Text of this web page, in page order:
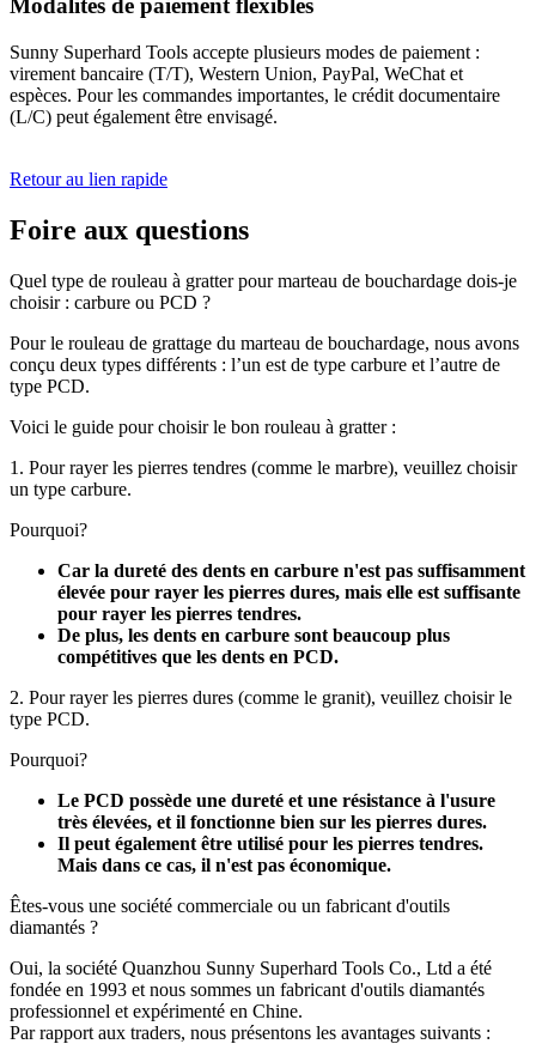
Modalités de paiement flexibles
Sunny Superhard Tools accepte plusieurs modes de paiement :
virement bancaire (T/T), Western Union, PayPal, WeChat et
espèces. Pour les commandes importantes, le crédit documentaire
(L/C) peut également être envisagé.
Retour au lien rapide
Foire aux questions
Quel type de rouleau à gratter pour marteau de bouchardage dois-je
choisir : carbure ou PCD ?
Pour le rouleau de grattage du marteau de bouchardage, nous avons
conçu deux types différents : l’un est de type carbure et l’autre de
type PCD.
Voici le guide pour choisir le bon rouleau à gratter :
1. Pour rayer les pierres tendres (comme le marbre), veuillez choisir
un type carbure.
Pourquoi?
Car la dureté des dents en carbure n'est pas suffisamment
élevée pour rayer les pierres dures, mais elle est suffisante
pour rayer les pierres tendres.
De plus, les dents en carbure sont beaucoup plus
compétitives que les dents en PCD.
2. Pour rayer les pierres dures (comme le granit), veuillez choisir le
type PCD.
Pourquoi?
Le PCD possède une dureté et une résistance à l'usure
très élevées, et il fonctionne bien sur les pierres dures.
Il peut également être utilisé pour les pierres tendres.
Mais dans ce cas, il n'est pas économique.
Êtes-vous une société commerciale ou un fabricant d'outils
diamantés ?
Oui, la société Quanzhou Sunny Superhard Tools Co., Ltd a été
fondée en 1993 et ​​nous sommes un fabricant d'outils diamantés
professionnel et expérimenté en Chine.
Par rapport aux traders, nous présentons les avantages suivants :